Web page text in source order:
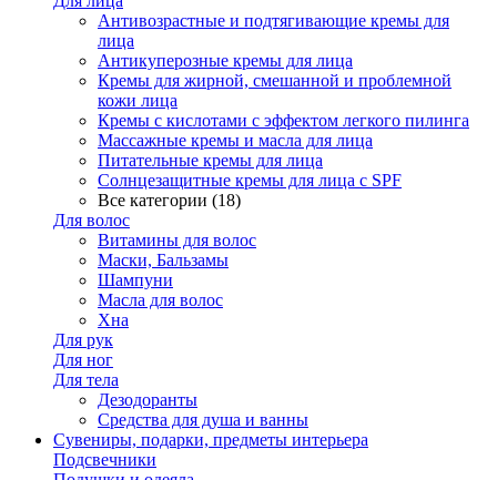
Антивозрастные и подтягивающие кремы для
лица
Антикуперозные кремы для лица
Кремы для жирной, смешанной и проблемной
кожи лица
Кремы с кислотами с эффектом легкого пилинга
Массажные кремы и масла для лица
Питательные кремы для лица
Солнцезащитные кремы для лица с SPF
Все категории (18)
Для волос
Витамины для волос
Маски, Бальзамы
Шампуни
Масла для волос
Хна
Для рук
Для ног
Для тела
Дезодоранты
Средства для душа и ванны
Сувениры, подарки, предметы интерьера
Подсвечники